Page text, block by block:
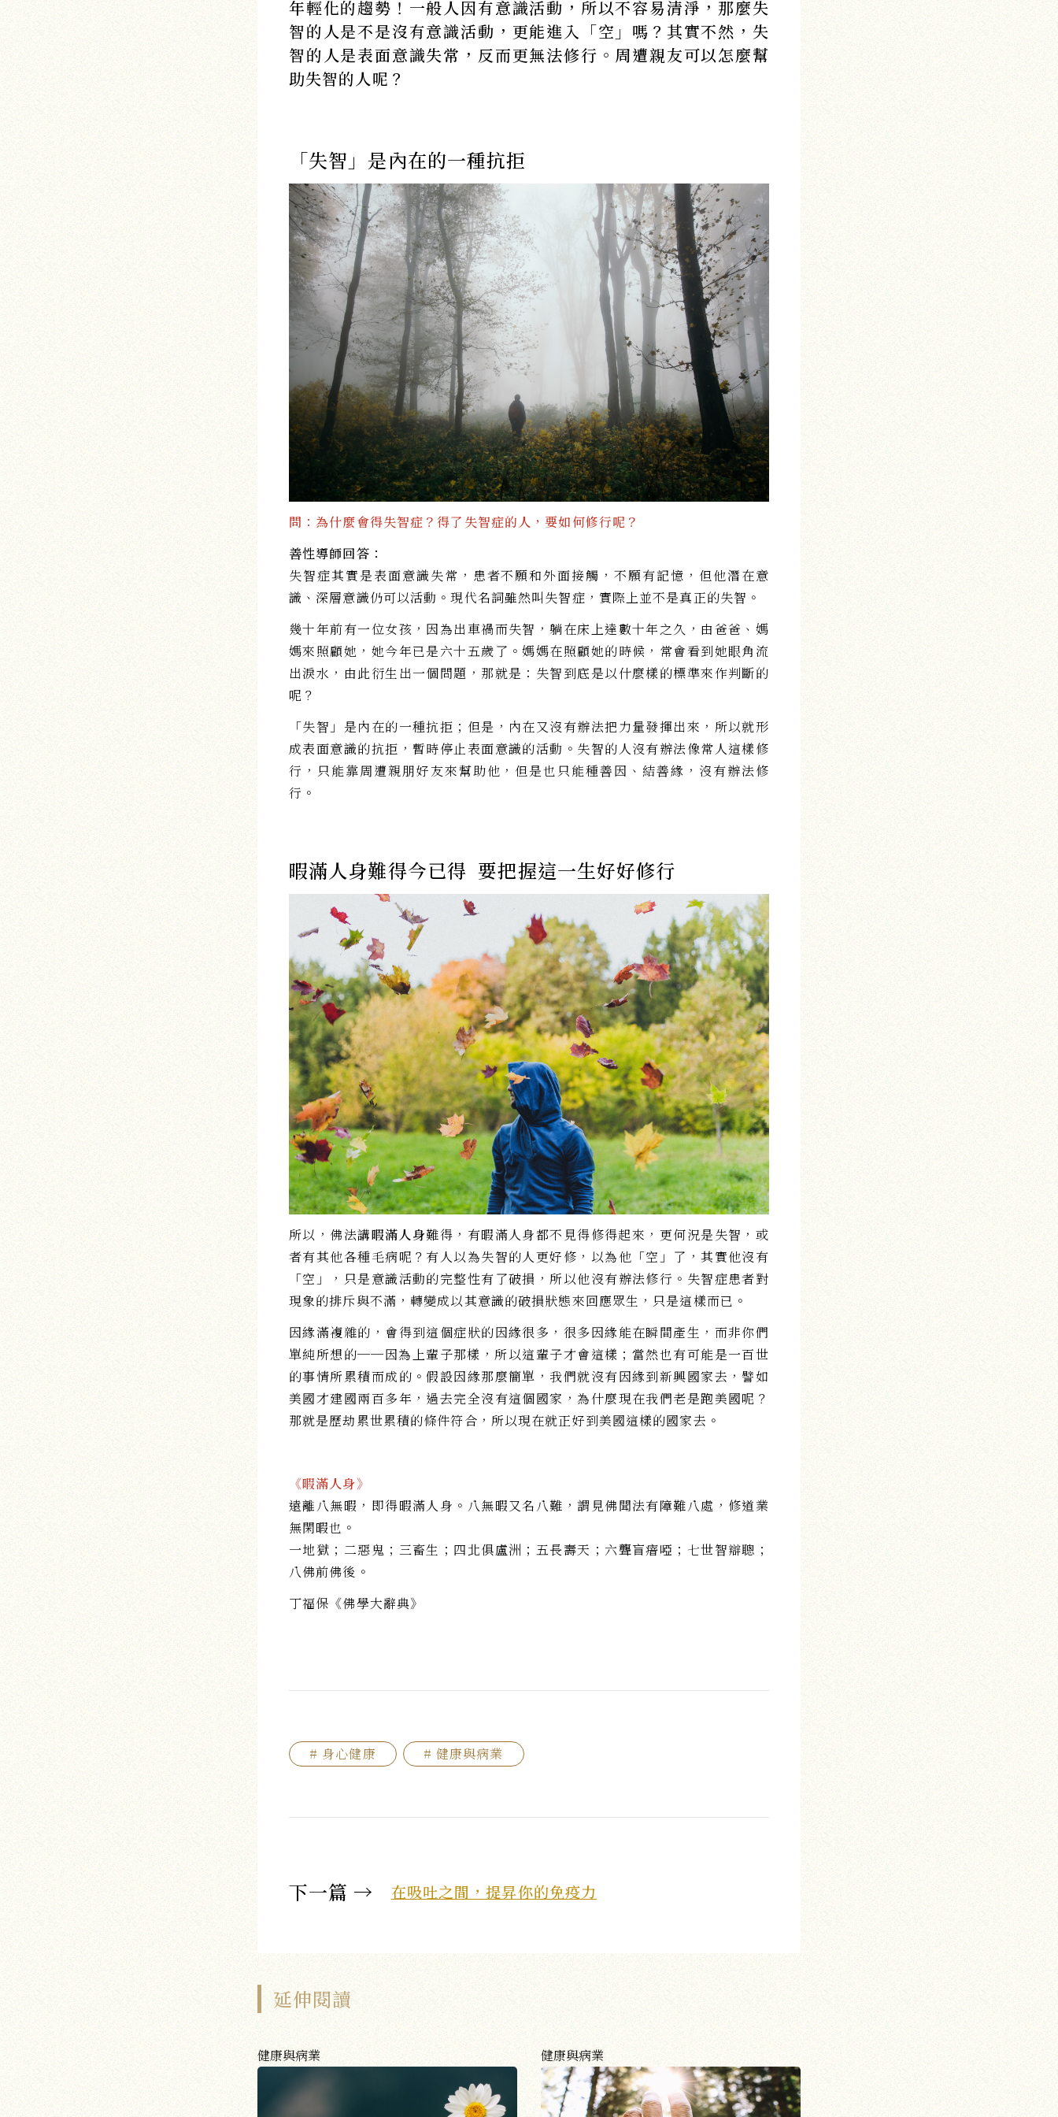
年輕化的趨勢！一般人因有意識活動，所以不容易清淨，那麼失
智的人是不是沒有意識活動，更能進入「空」嗎？其實不然，失
智的人是表面意識失常，反而更無法修行。周遭親友可以怎麼幫
助失智的人呢？
「失智」是內在的一種抗拒
問：為什麼會得失智症？得了失智症的人，要如何修行呢？
善性導師回答：
失智症其實是表面意識失常，患者不願和外面接觸，不願有記憶，但他潛在意
識、深層意識仍可以活動。現代名詞雖然叫失智症，實際上並不是真正的失智。
幾十年前有一位女孩，因為出車禍而失智，躺在床上達數十年之久，由爸爸、媽
媽來照顧她，她今年已是六十五歲了。媽媽在照顧她的時候，常會看到她眼角流
出淚水，由此衍生出一個問題，那就是：失智到底是以什麼樣的標準來作判斷的
呢？
「失智」是內在的一種抗拒；但是，內在又沒有辦法把力量發揮出來，所以就形
成表面意識的抗拒，暫時停止表面意識的活動。失智的人沒有辦法像常人這樣修
行，只能靠周遭親朋好友來幫助他，但是也只能種善因、結善緣，沒有辦法修
行。
暇滿人身難得今已得 要把握這一生好好修行
所以，佛法講暇滿人身難得，有暇滿人身都不見得修得起來，更何況是失智，或
者有其他各種毛病呢？有人以為失智的人更好修，以為他「空」了，其實他沒有
「空」，只是意識活動的完整性有了破損，所以他沒有辦法修行。失智症患者對
現象的排斥與不滿，轉變成以其意識的破損狀態來回應眾生，只是這樣而已。
因緣滿複雜的，會得到這個症狀的因緣很多，很多因緣能在瞬間產生，而非你們
單純所想的──因為上輩子那樣，所以這輩子才會這樣；當然也有可能是一百世
的事情所累積而成的。假設因緣那麼簡單，我們就沒有因緣到新興國家去，譬如
美國才建國兩百多年，過去完全沒有這個國家，為什麼現在我們老是跑美國呢？
那就是歷劫累世累積的條件符合，所以現在就正好到美國這樣的國家去。
《暇滿人身》
遠離八無暇，即得暇滿人身。八無暇又名八難，謂見佛聞法有障難八處，修道業
無閑暇也。
一地獄；二惡鬼；三畜生；四北俱盧洲；五長壽天；六聾盲瘖啞；七世智辯聰；
八佛前佛後。
丁福保《佛學大辭典》
# 身心健康 # 健康與病業
下一篇 → 在吸吐之間，提昇你的免疫力
延伸閱讀
健康與病業 健康與病業